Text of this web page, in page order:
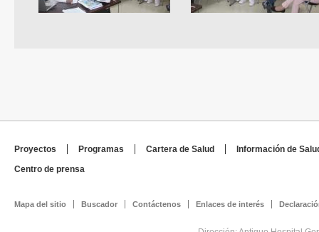
Proyectos Programas Cartera de Salud
Información de
Centro de prensa
Mapa del sitio Buscador Contáctenos Enlaces de interés